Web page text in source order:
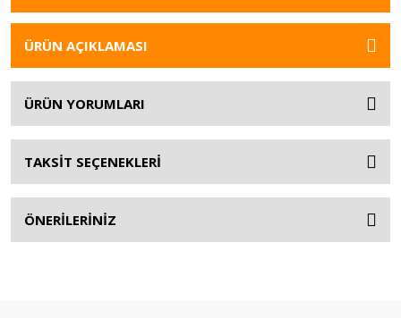
ÜRÜN AÇIKLAMASI
ÜRÜN YORUMLARI
TAKSİT SEÇENEKLERİ
ÖNERİLERİNİZ